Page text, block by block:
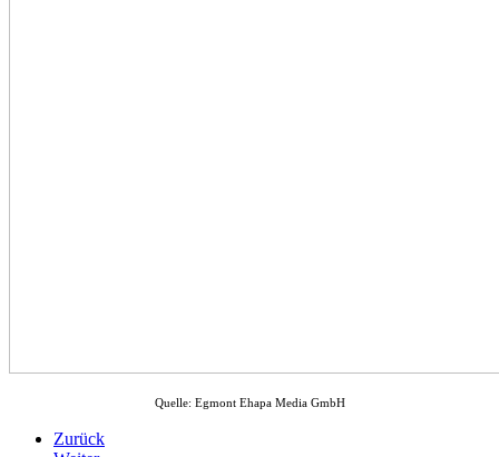
Quelle: Egmont Ehapa Media GmbH
Zurück